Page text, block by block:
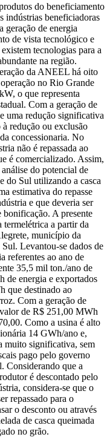
do beneficiamento
indústrias beneficiadoras
geração de energia
de vista tecnológico e
tecnologias para a
na região.
da ANEEL há oito
no Rio Grande
o que representa
Com a geração de
uma redução significativa
redução ou exclusão
concessionaria. No
não é repassada ao
é comercializado. Assim,
do potencial de
do Sul utilizando a casca
estimativa do repasse
e que deveria ser
bonificação. A presente
termelétrica a partir da
município da
Levantou-se dados de
referentes ao ano de
35,5 mil ton./ano de
de energia e exportados
que destinado ao
Com a geração de
de R$ 251,00 MWh
Como a usina é alto
14 GWh/ano e,
muito significativa, sem
pago pelo governo
Considerando que a
é descontado pelo
considera-se que o
repassado para o
o desconto ou através
de casca queimada
no grão.